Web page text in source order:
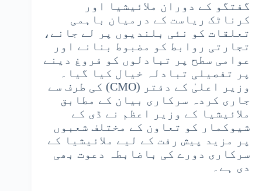
گفتگو کے دوران ملائیشیا اور
کرناٹک ریاست کے درمیان باہمی
تعلقات کو نئی بلندیوں پر لے جانے،
تجارتی روابط کو مضبوط بنانے اور
عوامی سطح پر تبادلوں کو فروغ دینے
پر تفصیلی تبادلہ خیال کیا گیا۔
وزیر اعلیٰ کے دفتر (CMO) کی طرف سے
جاری کردہ سرکاری بیان کے مطابق
ملائیشیا کے وزیر اعظم نے ڈی کے
شیوکمار کو تعاون کے مختلف شعبوں
پر مزید پیش رفت کے لیے ملائیشیا کے
سرکاری دورے کی باضابطہ دعوت بھی
دی ہے۔